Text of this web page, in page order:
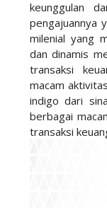
keunggulan
pengajuannya
milenial yang
dan dinamis
transaksi
macam
indigo dari
berbagai
transaksi